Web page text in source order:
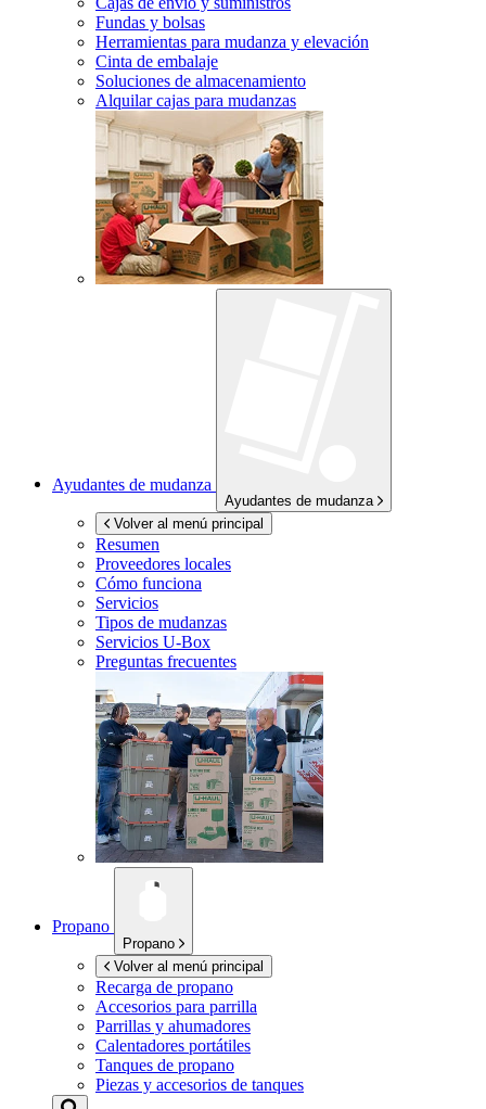
Fundas y bolsas
Herramientas para mudanza y elevación
Cinta de embalaje
Soluciones de almacenamiento
Alquilar cajas para mudanzas
Ayudantes de mudanza
Ayudantes de mudanza
Volver al menú principal
Resumen
Proveedores locales
Cómo funciona
Servicios
Tipos de mudanzas
Servicios U-Box
Preguntas frecuentes
Propano
Propano
Volver al menú principal
Recarga de propano
Accesorios para parrilla
Parrillas y ahumadores
Calentadores portátiles
Tanques de propano
Piezas y accesorios de tanques